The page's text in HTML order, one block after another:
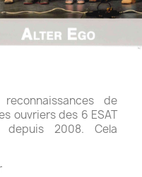
de
ouvriers des 6 ESAT
depuis 2008. Cela